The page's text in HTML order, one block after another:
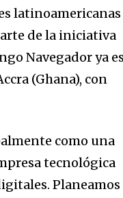
latinoamericanas
de la iniciativa
Navegador ya
(Ghana), con
como una
tecnológica
Planeamos